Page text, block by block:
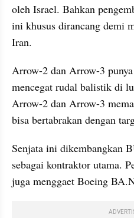
oleh Israel. Bahkan
ini khusus dirancang demi
Iran.
Arrow-2 dan Arrow-3
mencegat rudal balistik di
Arrow-2 dan Arrow-3
bisa bertabrakan dengan
Senjata ini dikembangkan
sebagai kontraktor utama.
juga menggaet Boeing